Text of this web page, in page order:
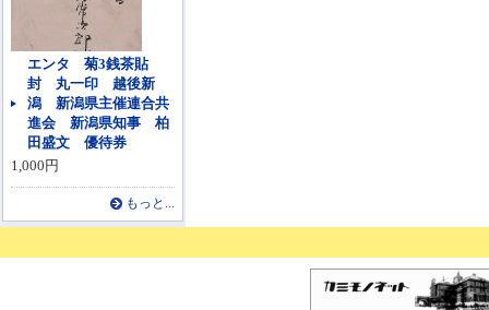
エンタ 菊3銭茶貼
封 丸一印 越後新
潟 新潟県主催連合共
進会 新潟県知事 柏
田盛文 優待券
1,000円
もっと...